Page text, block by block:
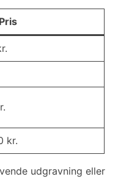
Pris
kr.
udgravning eller